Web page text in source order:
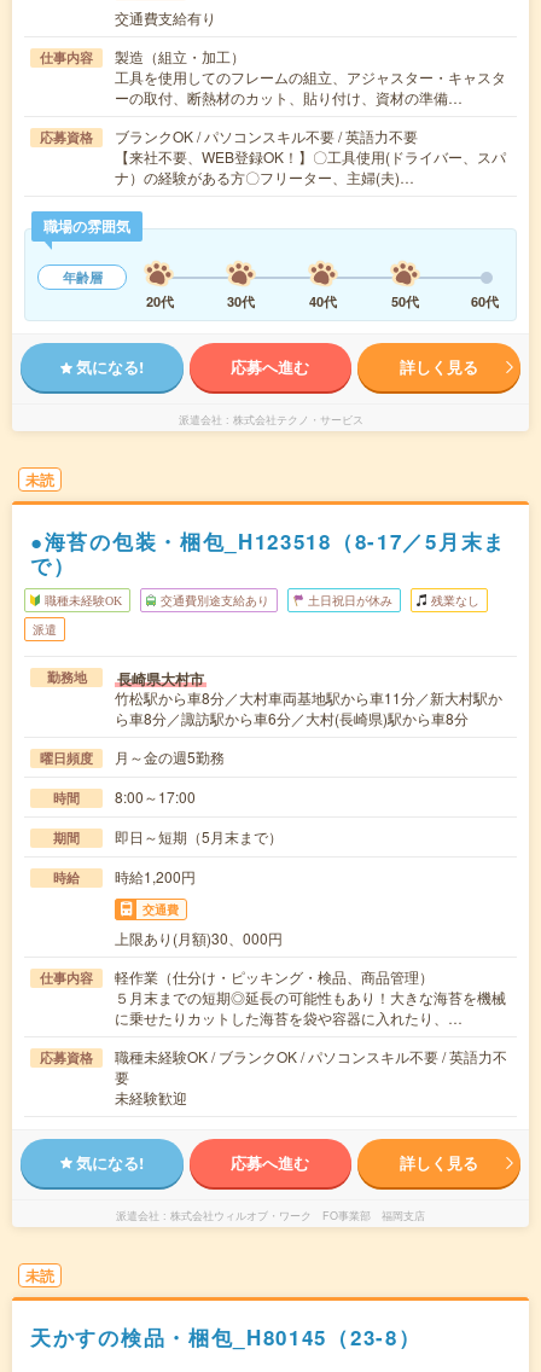
交通費支給有り
仕事内容
製造（組立・加工）
工具を使用してのフレームの組立、アジャスター・キャスタ
ーの取付、断熱材のカット、貼り付け、資材の準備…
応募資格
ブランクOK / パソコンスキル不要 / 英語力不要
【来社不要、WEB登録OK！】〇工具使用(ドライバー、スパ
ナ）の経験がある方〇フリーター、主婦(夫)…
職場の雰囲気
年齢層
20代
30代 40代 50代 60代
気になる! 応募へ進む 詳しく見る
派遣会社 株式会社テクノ・サービス
未読
●海苔の包装・梱包_H123518（8-17／5月末ま
で）
職種未経験OK 交通費別途支給あり 土日祝日が休み 残業なし
派遣
勤務地 長崎県大村市
竹松駅から車8分／大村車両基地駅から車11分／新大村駅か
ら車8分／諏訪駅から車6分／大村(長崎県)駅から車8分
曜日頻度 月～金の週5勤務
時間 8:00～17:00
期間 即日～短期（5月末まで）
時給 時給1,200円
交通費
上限あり(月額)30、000円
仕事内容
軽作業（仕分け・ピッキング・検品、商品管理）
５月末までの短期◎延長の可能性もあり！大きな海苔を機械
に乗せたりカットした海苔を袋や容器に入れたり、…
応募資格
職種未経験OK / ブランクOK / パソコンスキル不要 / 英語力不
要
未経験歓迎
気になる! 応募へ進む 詳しく見る
派遣会社 株式会社ウィルオブ・ワーク FO事業部 福岡支店
未読
天かすの検品・梱包_H80145（23-8）